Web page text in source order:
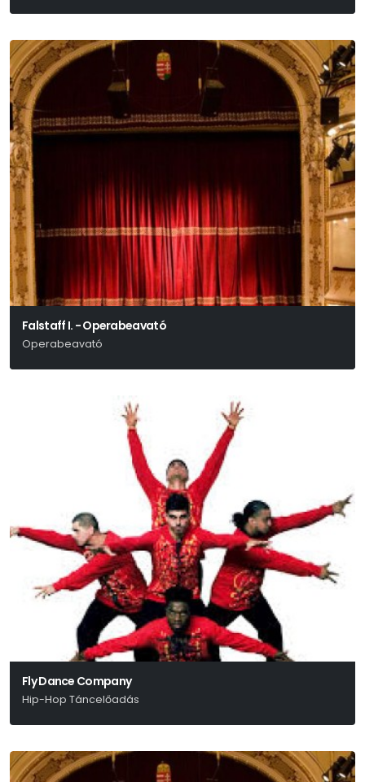
Falstaff I. - Operabeavató
Operabeavató
Fly Dance Company
Hip-Hop Táncelőadás